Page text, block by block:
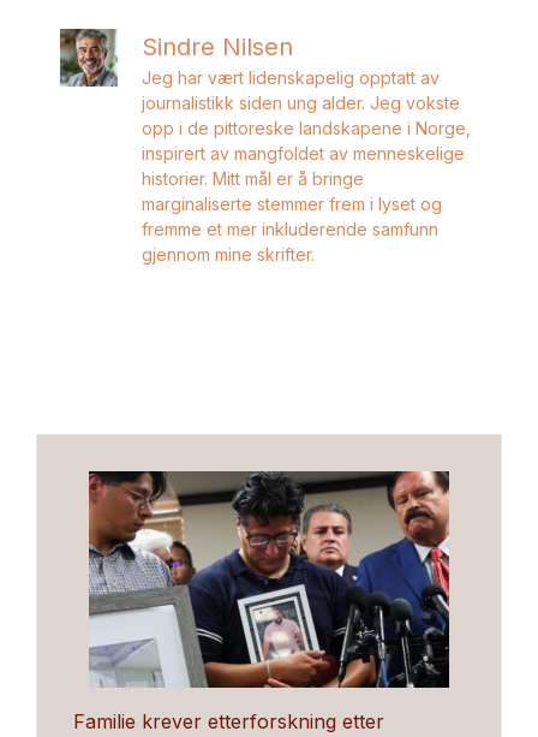
Sindre Nilsen
Jeg har vært lidenskapelig opptatt av
journalistikk siden ung alder. Jeg vokste
opp i de pittoreske landskapene i Norge,
inspirert av mangfoldet av menneskelige
historier. Mitt mål er å bringe
marginaliserte stemmer frem i lyset og
fremme et mer inkluderende samfunn
gjennom mine skrifter.
Familie krever etterforskning etter